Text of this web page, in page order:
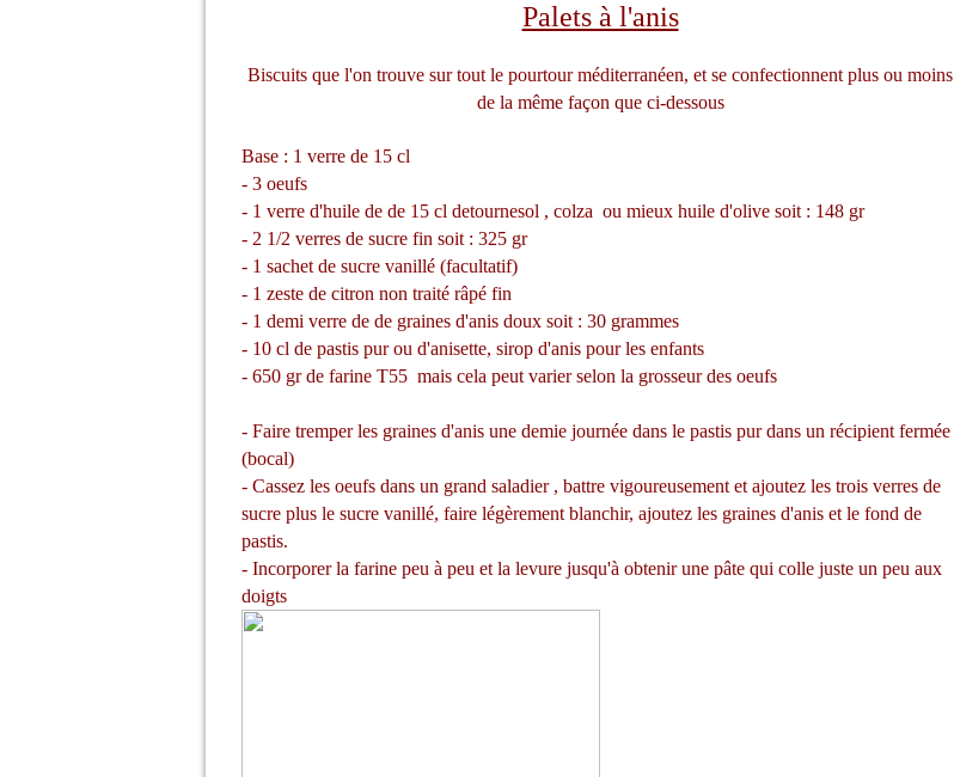
Palets à l'anis
Biscuits que l'on trouve sur tout le pourtour méditerranéen, et se confectionnent plus ou moins
de la même façon que ci-dessous
Base : 1 verre de 15 cl
- 3 oeufs
- 1 verre d'huile de de 15 cl detournesol , colza ou mieux huile d'olive soit : 148 gr
- 2 1/2 verres de sucre fin soit : 325 gr
- 1 sachet de sucre vanillé (facultatif)
- 1 zeste de citron non traité râpé fin
- 1 demi verre de de graines d'anis doux soit : 30 grammes
- 10 cl de pastis pur ou d'anisette, sirop d'anis pour les enfants
- 650 gr de farine T55 mais cela peut varier selon la grosseur des oeufs
- Faire tremper les graines d'anis une demie journée dans le pastis pur dans un récipient fermée
(bocal)
- Cassez les oeufs dans un grand saladier , battre vigoureusement et ajoutez les trois verres de
sucre plus le sucre vanillé, faire légèrement blanchir, ajoutez les graines d'anis et le fond de
pastis.
- Incorporer la farine peu à peu et la levure jusqu'à obtenir une pâte qui colle juste un peu aux
doigts